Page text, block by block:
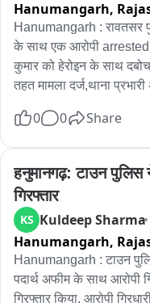
Hanumangarh,
Hanumangarh : रावतसर
के साथ एक आरोपी
कुमार को हेरोइन के साथ
तहत मामला दर्ज,थाना
0 0 Share
हनुमानगढ़: टाउन
गिरफ्तार
KS Kuldeep Sharma
Hanumangarh,
Hanumangarh : टाउन
पदार्थ अफीम के साथ आरोपी
गिरफ्तार किया, आरोपी